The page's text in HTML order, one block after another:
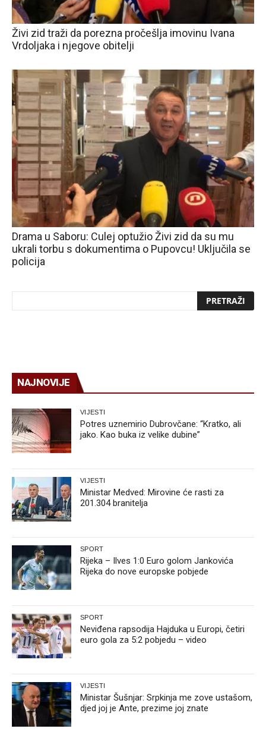
Živi zid traži da porezna pročešlja imovinu Ivana
Vrdoljaka i njegove obitelji
Drama u Saboru: Culej optužio Živi zid da su mu
ukrali torbu s dokumentima o Pupovcu! Uključila se
policija
NAJNOVIJE
VIJESTI
Potres uznemirio Dubrovčane: “Kratko, ali
jako. Kao buka iz velike dubine”
VIJESTI
Ministar Medved: Mirovine će rasti za
201.304 branitelja
SPORT
Rijeka – Ilves 1:0 Euro golom Jankovića
Rijeka do nove europske pobjede
SPORT
Neviđena rapsodija Hajduka u Europi, četiri
euro gola za 5:2 pobjedu – video
VIJESTI
Ministar Šušnjar: Srpkinja me zove ustašom,
djed joj je Ante, prezime joj znate